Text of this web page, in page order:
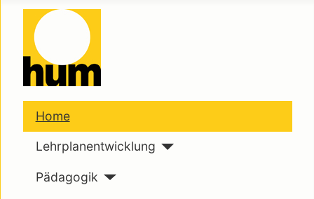
Home
Lehrplanentwicklung
Pädagogik